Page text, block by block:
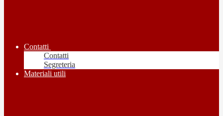
Contatti
Contatti
Segreteria
Materiali utili